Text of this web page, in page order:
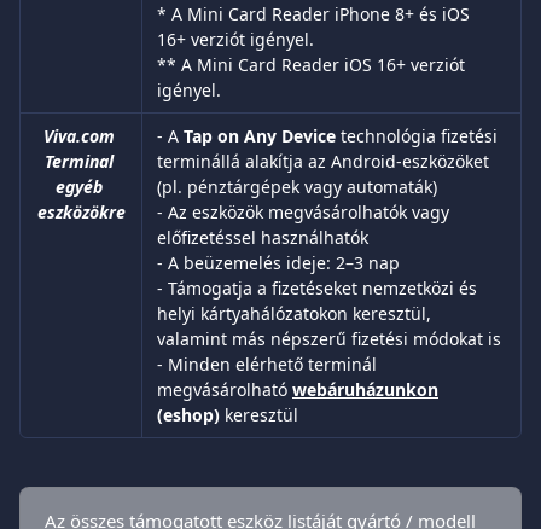
* A Mini Card Reader iPhone 8+ és iOS
16+ verziót igényel.
** A Mini Card Reader iOS 16+ verziót
igényel.
Viva.com
Terminal
egyéb
eszközökre
- A Tap on Any Device technológia fizetési
terminállá alakítja az Android-eszközöket
(pl. pénztárgépek vagy automaták)
- Az eszközök megvásárolhatók vagy
előfizetéssel használhatók
- A beüzemelés ideje: 2–3 nap
- Támogatja a fizetéseket nemzetközi és
helyi kártyahálózatokon keresztül,
valamint más népszerű fizetési módokat is
- Minden elérhető terminál
megvásárolható webáruházunkon
(eshop) keresztül
Az összes támogatott eszköz listáját gyártó / modell